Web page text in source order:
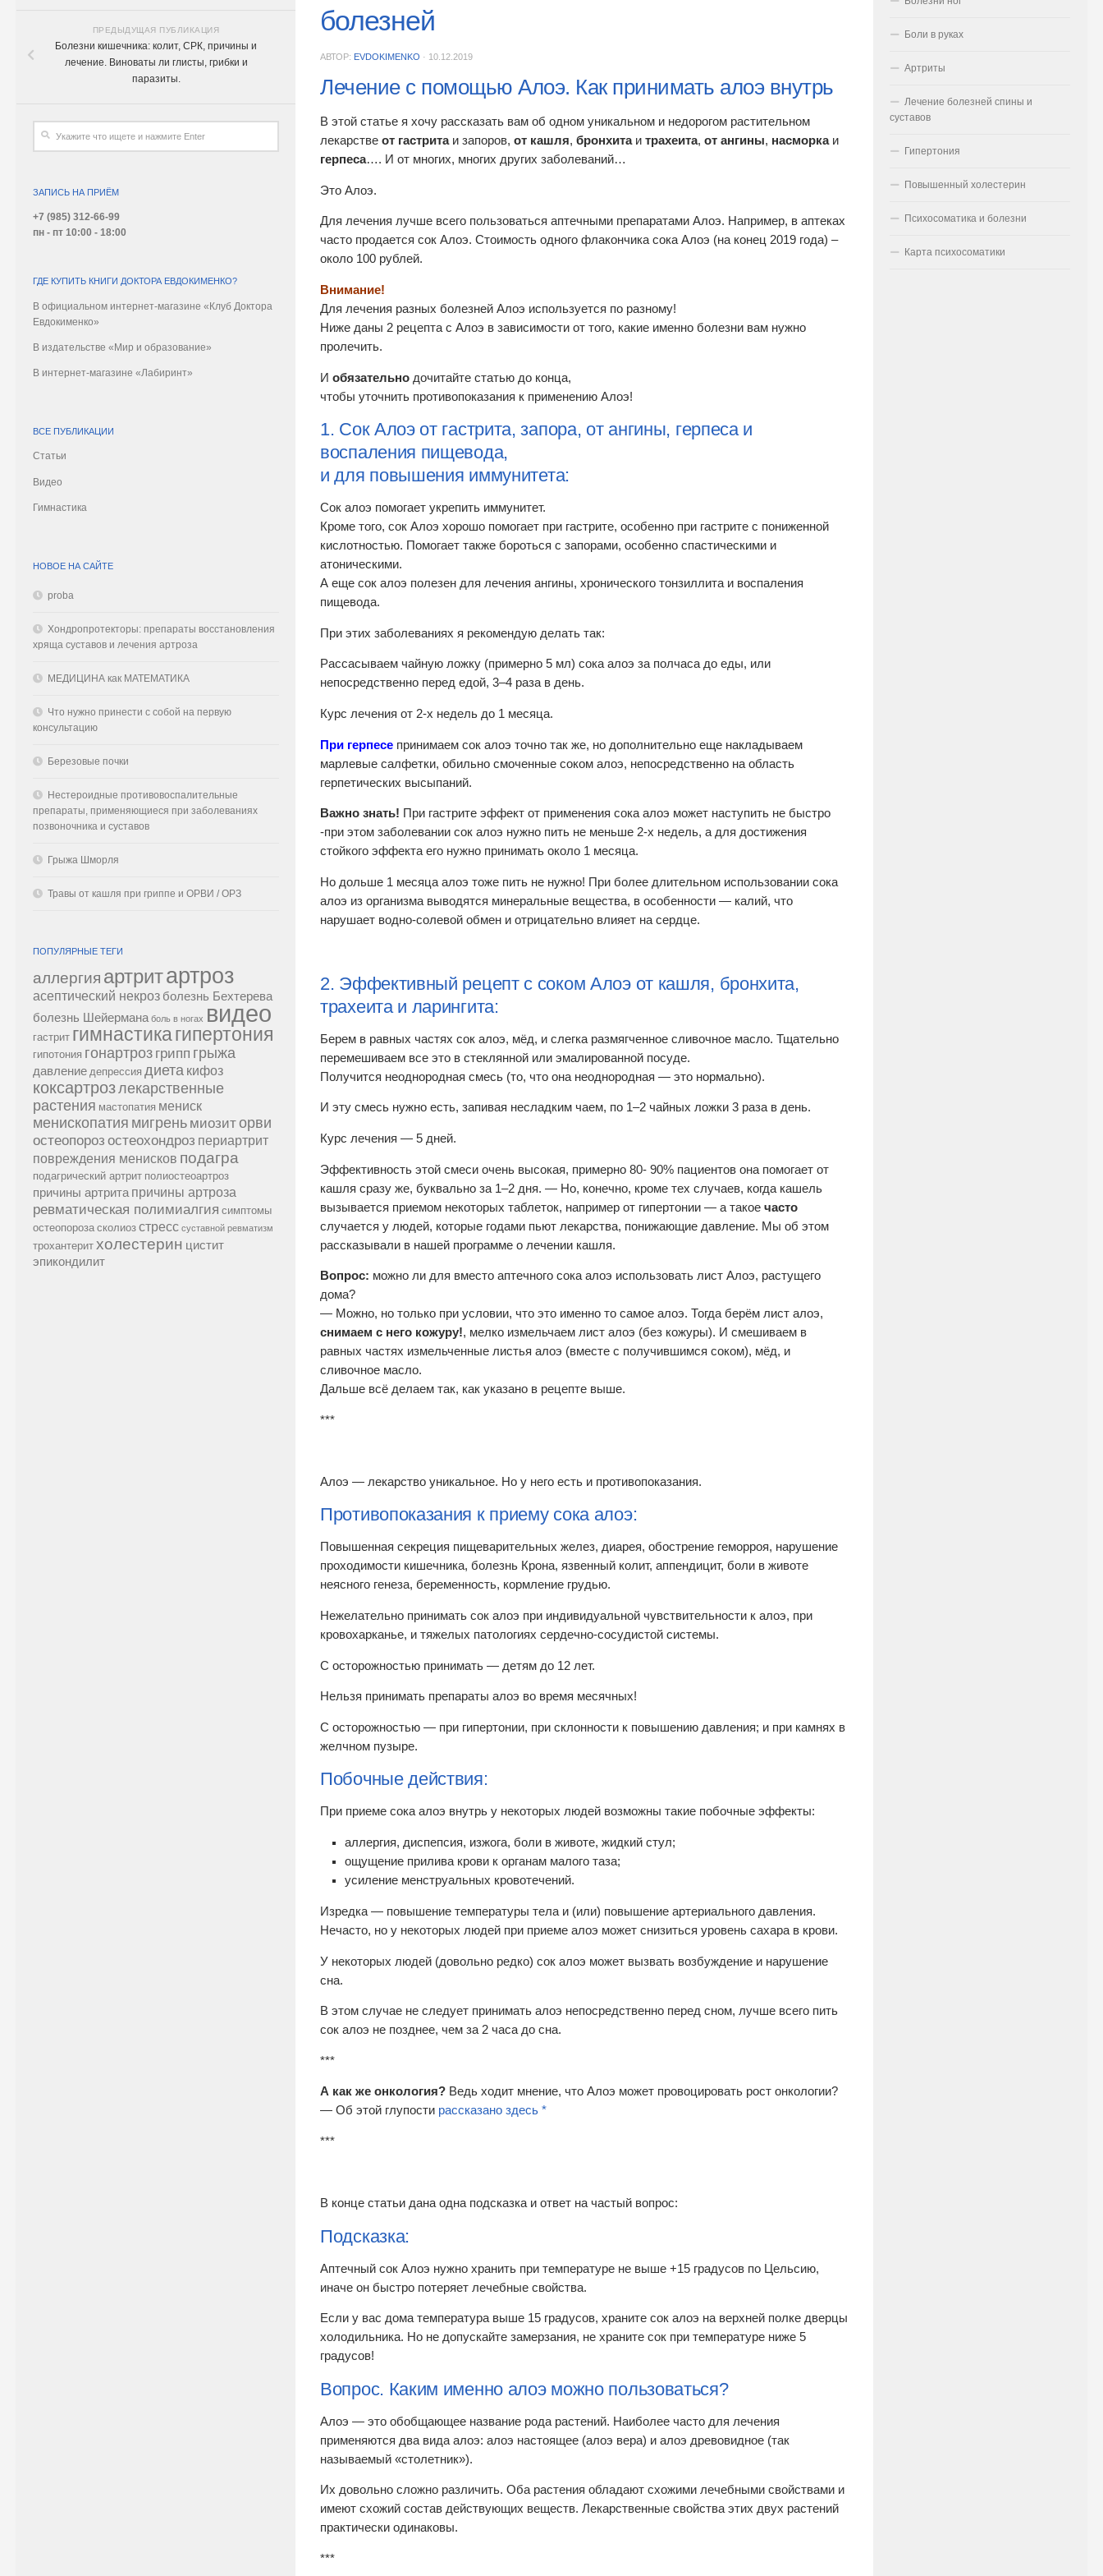
болезней
АВТОР: EVDOKIMENKO · 10.12.2019
Лечение с помощью Алоэ. Как принимать алоэ внутрь
В этой статье я хочу рассказать вам об одном уникальном и недорогом растительном
лекарстве от гастритаи запоров, от кашля, бронхитаи трахеита, от ангины, насморкаи
герпеса…. И от многих, многих других заболеваний…
Это Алоэ.
Для лечения лучше всего пользоваться аптечными препаратами Алоэ. Например, в аптеках
часто продается сок Алоэ. Стоимость одного флакончика сока Алоэ (на конец 2019 года) –
около 100 рублей.
Внимание!
Для лечения разных болезней Алоэ используется по разному!
Ниже даны 2 рецепта с Алоэ в зависимости от того, какие именно болезни вам нужно
пролечить.
И обязательно дочитайте статью до конца,
чтобы уточнить противопоказания к применению Алоэ!
1. Сок Алоэ от гастрита, запора, от ангины, герпеса и
воспаления пищевода,
и для повышения иммунитета:
Сок алоэ помогает укрепить иммунитет.
Кроме того, сок Алоэ хорошо помогает при гастрите, особенно при гастрите с пониженной
кислотностью. Помогает также бороться с запорами, особенно спастическими и
атоническими.
А еще сок алоэ полезен для лечения ангины, хронического тонзиллита и воспаления
пищевода.
При этих заболеваниях я рекомендую делать так:
Рассасываем чайную ложку (примерно 5 мл) сока алоэ за полчаса до еды, или
непосредственно перед едой, 3–4 раза в день.
Курс лечения от 2-х недель до 1 месяца.
При герпесе принимаем сок алоэ точно так же, но дополнительно еще накладываем
марлевые салфетки, обильно смоченные соком алоэ, непосредственно на область
герпетических высыпаний.
Важно знать! При гастрите эффект от применения сока алоэ может наступить не быстро
-при этом заболевании сок алоэ нужно пить не меньше 2-х недель, а для достижения
стойкого эффекта его нужно принимать около 1 месяца.
Но дольше 1 месяца алоэ тоже пить не нужно! При более длительном использовании сока
алоэ из организма выводятся минеральные вещества, в особенности — калий, что
нарушает водно-солевой обмен и отрицательно влияет на сердце.
2. Эффективный рецепт с соком Алоэ от кашля, бронхита,
трахеита и ларингита:
Берем в равных частях сок алоэ, мёд, и слегка размягченное сливочное масло. Тщательно
перемешиваем все это в стеклянной или эмалированной посуде.
Получится неоднородная смесь (то, что она неоднородная — это нормально).
И эту смесь нужно есть, запивая несладким чаем, по 1–2 чайных ложки 3 раза в день.
Курс лечения — 5 дней.
Эффективность этой смеси очень высокая, примерно 80- 90% пациентов она помогает от
кашля сразу же, буквально за 1–2 дня. — Но, конечно, кроме тех случаев, когда кашель
вызывается приемом некоторых таблеток, например от гипертонии — а такое часто
случается у людей, которые годами пьют лекарства, понижающие давление. Мы об этом
рассказывали в нашей программе о лечении кашля.
Вопрос: можно ли для вместо аптечного сока алоэ использовать лист Алоэ, растущего
дома?
— Можно, но только при условии, что это именно то самое алоэ. Тогда берём лист алоэ,
снимаем с него кожуру!, мелко измельчаем лист алоэ (без кожуры). И смешиваем в
равных частях измельченные листья алоэ (вместе с получившимся соком), мёд, и
сливочное масло.
Дальше всё делаем так, как указано в рецепте выше.
***
Алоэ — лекарство уникальное. Но у него есть и противопоказания.
Противопоказания к приему сока алоэ:
Повышенная секреция пищеварительных желез, диарея, обострение геморроя, нарушение
проходимости кишечника, болезнь Крона, язвенный колит, аппендицит, боли в животе
неясного генеза, беременность, кормление грудью.
Нежелательно принимать сок алоэ при индивидуальной чувствительности к алоэ, при
кровохарканье, и тяжелых патологиях сердечно-сосудистой системы.
С осторожностью принимать — детям до 12 лет.
Нельзя принимать препараты алоэ во время месячных!
С осторожностью — при гипертонии, при склонности к повышению давления; и при камнях в
желчном пузыре.
Побочные действия:
При приеме сока алоэ внутрь у некоторых людей возможны такие побочные эффекты:
аллергия, диспепсия, изжога, боли в животе, жидкий стул;
ощущение прилива крови к органам малого таза;
усиление менструальных кровотечений.
Изредка — повышение температуры тела и (или) повышение артериального давления.
Нечасто, но у некоторых людей при приеме алоэ может снизиться уровень сахара в крови.
У некоторых людей (довольно редко) сок алоэ может вызвать возбуждение и нарушение
сна.
В этом случае не следует принимать алоэ непосредственно перед сном, лучше всего пить
сок алоэ не позднее, чем за 2 часа до сна.
***
А как же онкология? Ведь ходит мнение, что Алоэ может провоцировать рост онкологии?
— Об этой глупости рассказано здесь *
***
В конце статьи дана одна подсказка и ответ на частый вопрос:
Подсказка:
Аптечный сок Алоэ нужно хранить при температуре не выше +15 градусов по Цельсию,
иначе он быстро потеряет лечебные свойства.
Если у вас дома температура выше 15 градусов, храните сок алоэ на верхней полке дверцы
холодильника. Но не допускайте замерзания, не храните сок при температуре ниже 5
градусов!
Вопрос. Каким именно алоэ можно пользоваться?
Алоэ — это обобщающее название рода растений. Наиболее часто для лечения
применяются два вида алоэ: алоэ настоящее (алоэ вера) и алоэ древовидное (так
называемый «столетник»).
Их довольно сложно различить. Оба растения обладают схожими лечебными свойствами и
имеют схожий состав действующих веществ. Лекарственные свойства этих двух растений
практически одинаковы.
***
ПРЕДЫДУЩАЯ ПУБЛИКАЦИЯ
Болезни кишечника: колит, СРК, причины и
лечение. Виноваты ли глисты, грибки и
паразиты.
ЗАПИСЬ НА ПРИЁМ
+7 (985) 312-66-99
пн - пт 10:00 - 18:00
ГДЕ КУПИТЬ КНИГИ ДОКТОРА ЕВДОКИМЕНКО?
В официальном интернет-магазине «Клуб Доктора
Евдокименко»
В издательстве «Мир и образование»
В интернет-магазине «Лабиринт»
ВСЕ ПУБЛИКАЦИИ
Статьи
Видео
Гимнастика
НОВОЕ НА САЙТЕ
proba
Хондропротекторы: препараты восстановления
хряща суставов и лечения артроза
МЕДИЦИНА как МАТЕМАТИКА
Что нужно принести с собой на первую
консультацию
Березовые почки
Нестероидные противовоспалительные
препараты, применяющиеся при заболеваниях
позвоночника и суставов
Грыжа Шморля
Травы от кашля при гриппе и ОРВИ / ОРЗ
ПОПУЛЯРНЫЕ ТЕГИ
аллергия артритартроз
асептический некроз болезнь Бехтерева
болезнь Шейермана боль в ногах видео
гастрит гимнастикагипертония
гипотония гонартроз грипп грыжа
давление депрессия диета кифоз
коксартрозлекарственные
растения мастопатия мениск
менископатия мигрень миозиторви
остеопороз остеохондроз периартрит
повреждения менисков подагра
подагрический артрит полиостеоартроз
причины артрита причины артроза
ревматическая полимиалгия симптомы
остеопороза сколиоз стресс суставной ревматизм
трохантерит холестерин цистит
эпикондилит
Боли в руках
Артриты
Лечение болезней спины и
суставов
Гипертония
Повышенный холестерин
Психосоматика и болезни
Карта психосоматики